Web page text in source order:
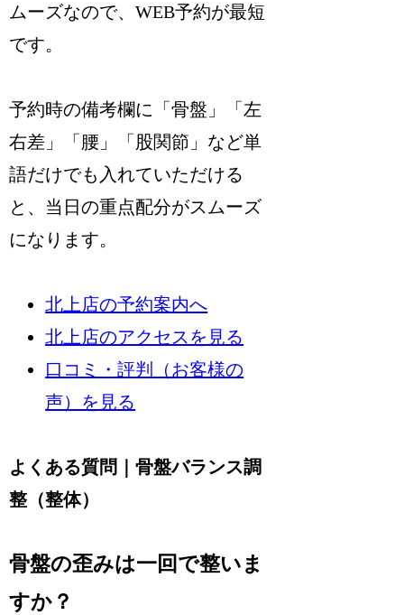
ムーズなので、WEB予約が最短
です。
予約時の備考欄に「骨盤」「左
右差」「腰」「股関節」など単
語だけでも入れていただける
と、当日の重点配分がスムーズ
になります。
北上店の予約案内へ
北上店のアクセスを見る
口コミ・評判（お客様の
声）を見る
よくある質問｜骨盤バランス調
整（整体）
骨盤の歪みは一回で整いま
すか？